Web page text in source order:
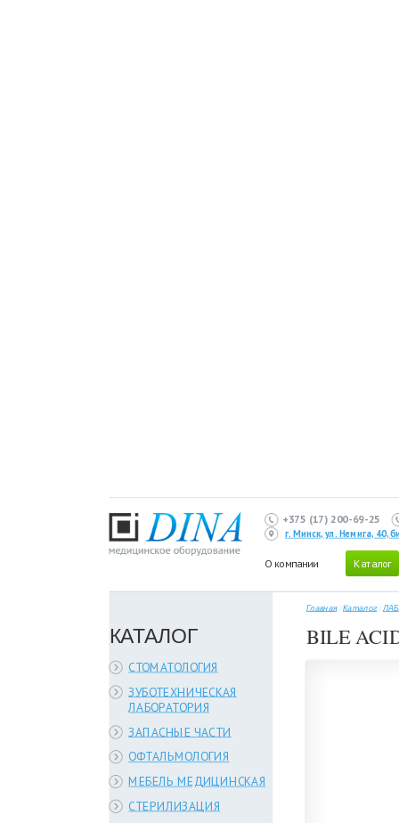
+375 (17) 200-69-25
г. Минск, ул. Немига, 40,
О компании Каталог
КАТАЛОГ
СТОМАТОЛОГИЯ
ЗУБОТЕХНИЧЕСКАЯ
ЛАБОРАТОРИЯ
ЗАПАСНЫЕ ЧАСТИ
ОФТАЛЬМОЛОГИЯ
МЕБЕЛЬ МЕДИЦИНСКАЯ
СТЕРИЛИЗАЦИЯ
Главная /Каталог /
BILE